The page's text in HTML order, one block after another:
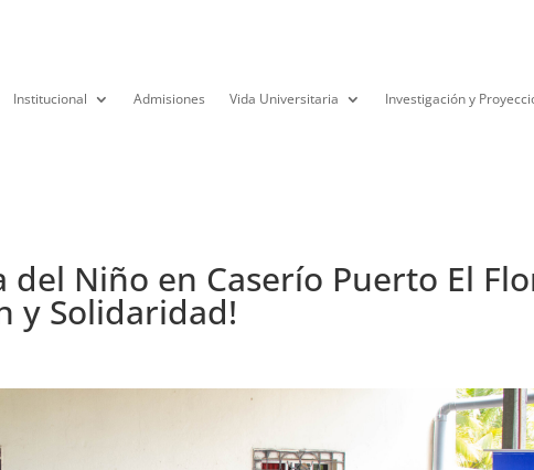
Institucional Admisiones Vida Universitaria Investigación y
Niño en Caserío Puerto El
y Solidaridad!